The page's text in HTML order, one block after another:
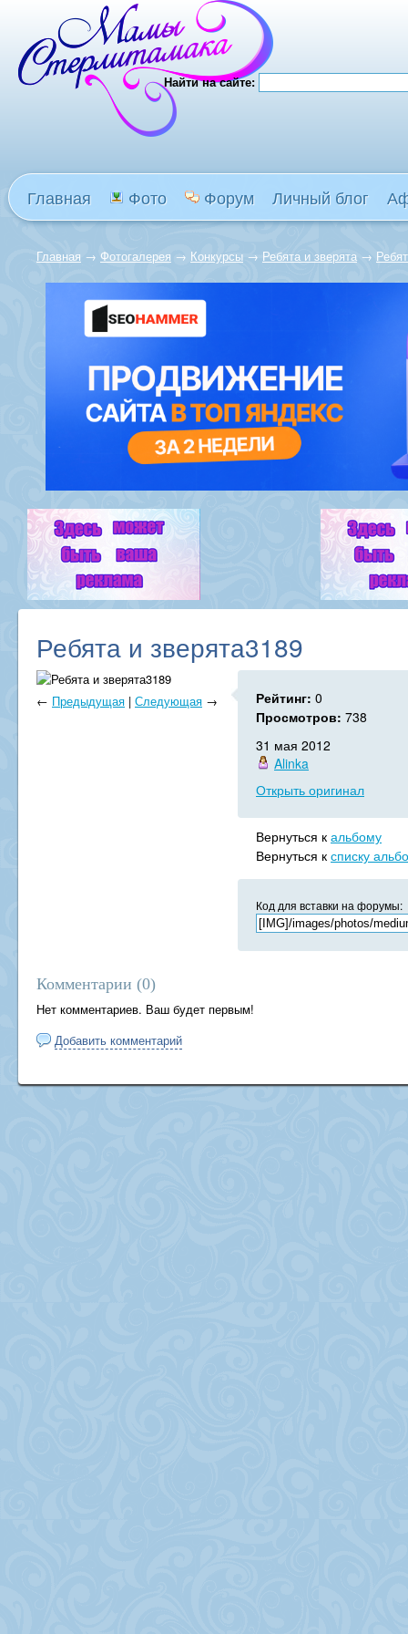
Найти на сайте:
Главная Фото Форум Личный блог
Главная → Фотогалерея → Конкурсы → Ребята и зверята →
Ребята и зверята3189
← Предыдущая | Следующая → Рейтинг: 0
Просмотров: 738
31 мая 2012
Alinka
Открыть оригинал
Вернуться к альбому
Вернуться к списку
Код для вставки на форумы:
Комментарии (0)
Нет комментариев. Ваш будет первым!
Добавить комментарий